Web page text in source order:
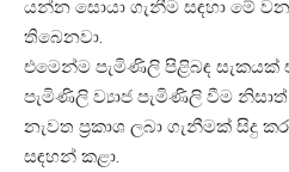
යන්න සොයා ගැනීම සඳහා මේ
තිබෙනවා.
එමෙන්ම පැමිණිලි පිළිබඳ සැකයක්
පැමිණිලි ව්‍යාජ පැමිණිලි වීම
නැවත ප්‍රකාශ ලබා ගැනීමක් සිදු
සඳහන් කළා.